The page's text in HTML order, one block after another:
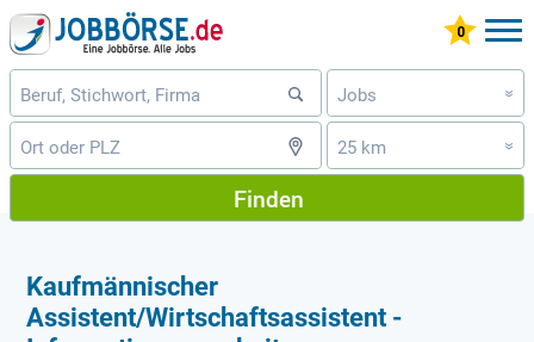
Jobs »
25 km »
Finden
Kaufmännischer
Assistent/Wirtschaftsassistent -